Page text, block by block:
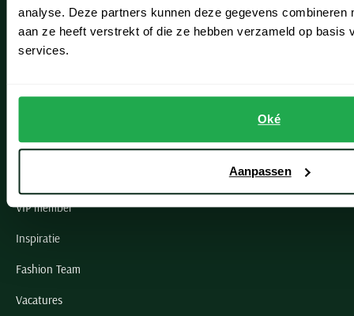
analyse. Deze partners kunnen deze gegevens combineren
aan ze heeft verstrekt of die ze hebben verzameld op basis
services.
Oké
Aanpassen
Noordwijk
Oegstgeest
Grote maten herenkleding
VIP member
Inspiratie
Fashion Team
Vacatures